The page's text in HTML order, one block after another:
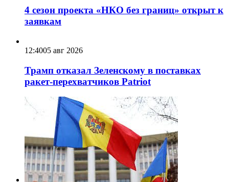
4 сезон проекта «НКО без границ» открыт к
заявкам
12:4005 авг 2026
Трамп отказал Зеленскому в поставках
ракет-перехватчиков Patriot